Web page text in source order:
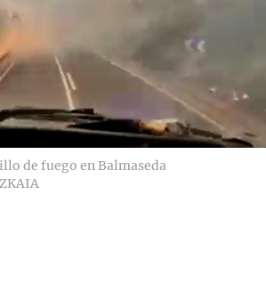
de fuego en Balmaseda